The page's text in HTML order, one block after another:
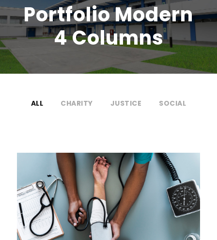
Portfolio Modern
4 Columns
ALL CHARITY JUSTICE SOCIAL
Medical Breakthrough
Medical